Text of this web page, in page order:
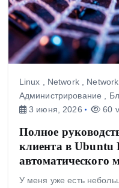
Linux , Network,
Администрирование ,
3 июня, 2026
60
Полное
клиента в Ubuntu
автоматического
У меня уже есть